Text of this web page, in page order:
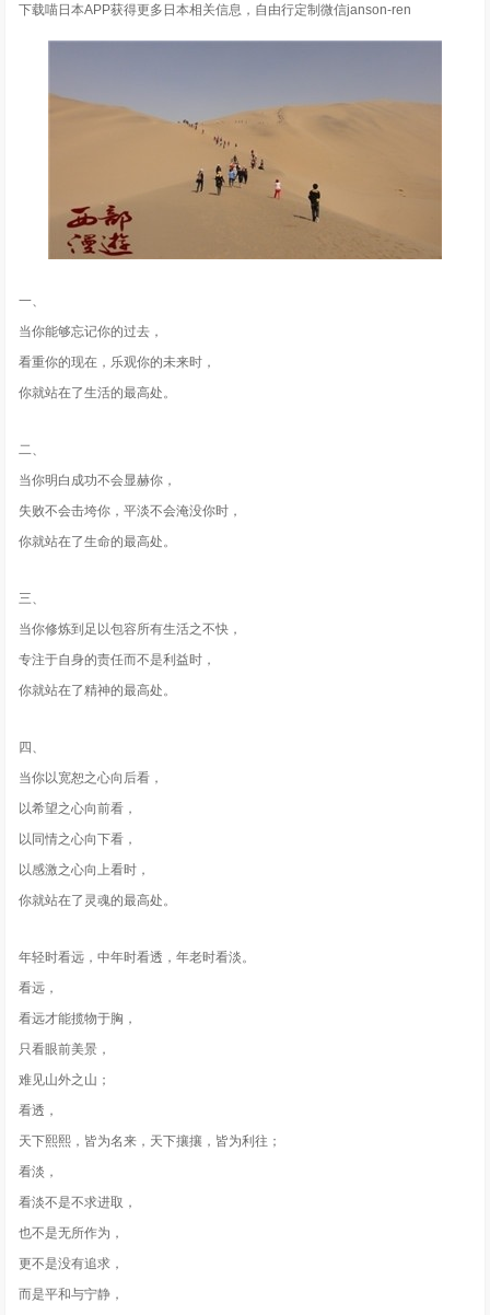
下载喵日本APP获得更多日本相关信息，自由行定制微信janson-ren
一、
当你能够忘记你的过去，
看重你的现在，乐观你的未来时，
你就站在了生活的最高处。
二、
当你明白成功不会显赫你，
失败不会击垮你，平淡不会淹没你时，
你就站在了生命的最高处。
三、
当你修炼到足以包容所有生活之不快，
专注于自身的责任而不是利益时，
你就站在了精神的最高处。
四、
当你以宽恕之心向后看，
以希望之心向前看，
以同情之心向下看，
以感激之心向上看时，
你就站在了灵魂的最高处。
年轻时看远，中年时看透，年老时看淡。
看远，
看远才能揽物于胸，
只看眼前美景，
难见山外之山；
看透，
天下熙熙，皆为名来，天下攘攘，皆为利往；
看淡，
看淡不是不求进取，
也不是无所作为，
更不是没有追求，
而是平和与宁静，